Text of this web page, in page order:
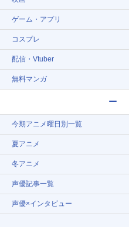
ゲーム・アプリ
コスプレ
配信・Vtuber
無料マンガ
今期アニメ曜日別一覧
夏アニメ
冬アニメ
声優記事一覧
声優×インタビュー